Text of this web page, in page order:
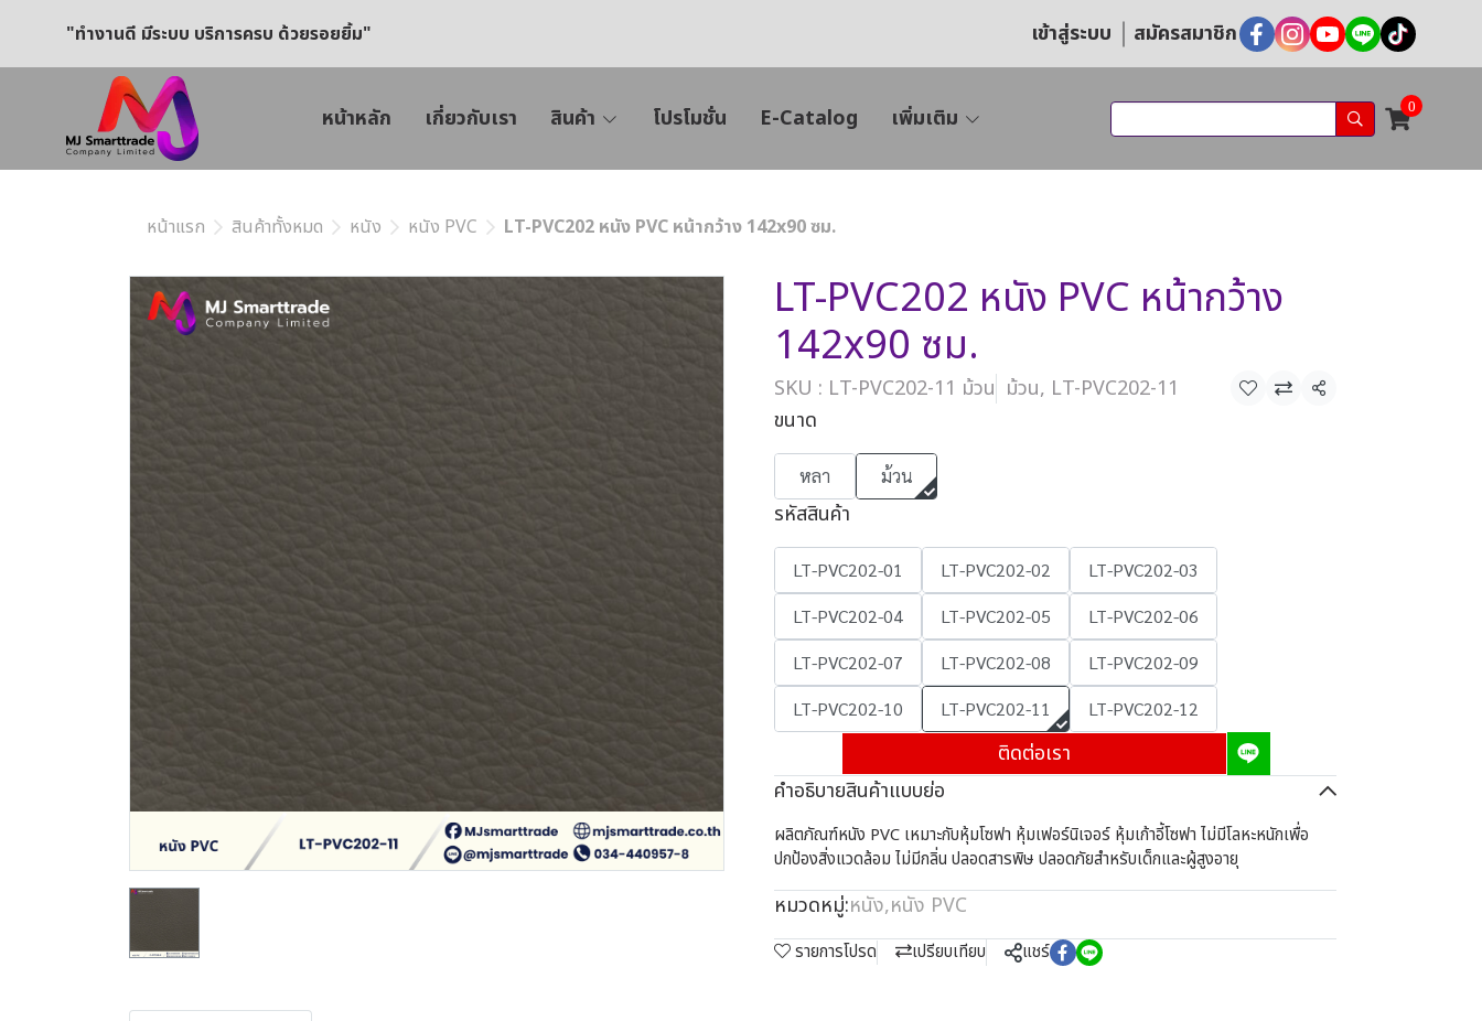
"ทำงานดี มีระบบ บริการครบ ด้วยรอยยิ้ม" เข้าสู่ระบบ สมัครสมาชิก
หน้าหลัก เกี่ยวกับเรา สินค้า โปรโมชั่น E-Catalog เพิ่มเติม 0
หน้าแรก สินค้าทั้งหมด หนัง หนัง PVC LT-PVC202 หนัง PVC หน้ากว้าง 142x90 ซม.
LT-PVC202 หนัง PVC หน้ากว้าง
142x90 ซม.
SKU : LT-PVC202-11 ม้วน ม้วน, LT-PVC202-11 แชร์
ขนาด
หลา ม้วน
รหัสสินค้า
LT-PVC202-01 LT-PVC202-02
LT-PVC202-03
LT-PVC202-04
LT-PVC202-05
LT-PVC202-06
LT-PVC202-07
LT-PVC202-08
LT-PVC202-09
LT-PVC202-10
LT-PVC202-11 LT-PVC202-12
ติดต่อเรา
คำอธิบายสินค้าแบบย่อ
ผลิตภัณฑ์หนัง PVC เหมาะกับหุ้มโซฟา หุ้มเฟอร์นิเจอร์ หุ้มเก้าอี้โซฟา ไม่มีโลหะหนักเพื่อ
ปกป้องสิ่งแวดล้อม ไม่มีกลิ่น ปลอดสารพิษ ปลอดภัยสำหรับเด็กและผู้สูงอายุ
หมวดหมู่:หนัง,หนัง PVC
รายการโปรด เปรียบเทียบ แชร์